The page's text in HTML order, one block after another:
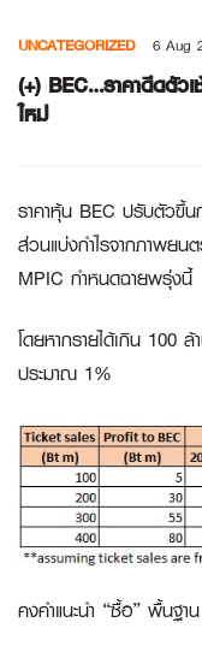
content
UNCATEGORIZED 6 Aug
(+) BEC…ราคาดีดตัว
ใหม่
ราคาหุ้น BEC ปรับตัวขึ้น
ส่วนแบ่งกำไรจากภาพย
MPIC กำหนดฉายพรุ่งนี้
โดยหากรายได้เกิน 100
ประมาณ 1%
คงคำแนะนำ “ซื้อ” พื้นฐา